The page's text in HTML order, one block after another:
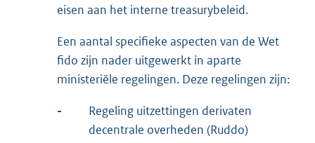
eisen aan het interne treasurybeleid.
Een aantal specifieke aspecten van de Wet
fido zijn nader uitgewerkt in aparte
ministeriële regelingen. Deze regelingen zijn:
-
Regeling uitzettingen derivaten
decentrale overheden (Ruddo)